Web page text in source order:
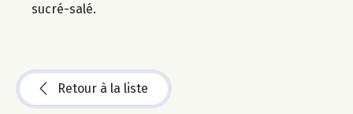
sucré-salé.
Retour à la liste